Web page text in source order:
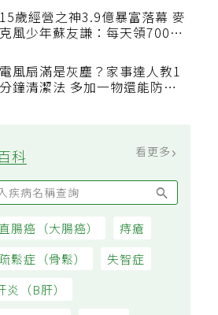
15歲經營之神3.9億暴富落幕 麥
克風少年蘇友謙：每天領700元
電風扇滿是灰塵？家事達人教1
科